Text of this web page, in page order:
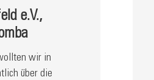
e.V.,
wir in
über die